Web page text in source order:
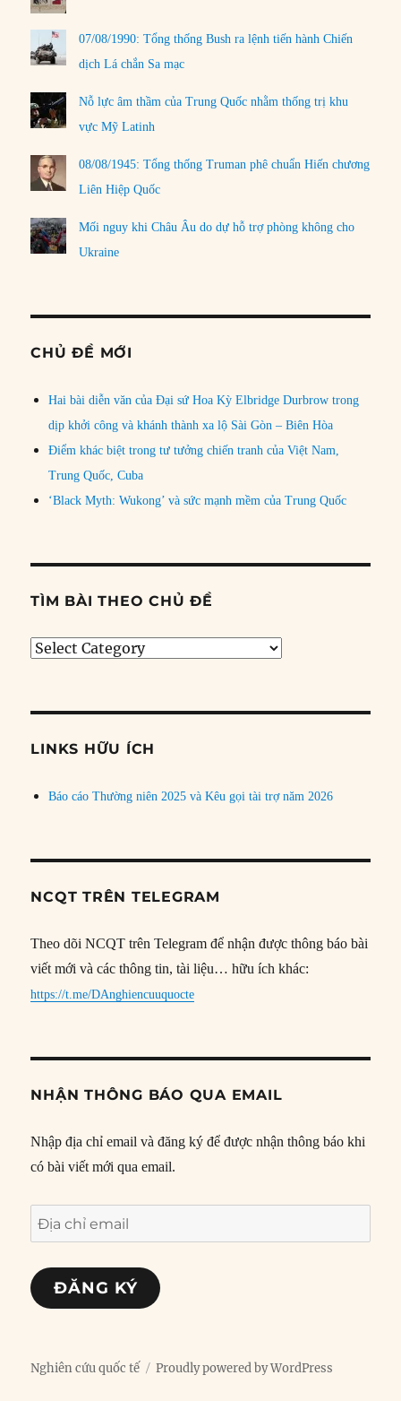
07/08/1990: Tổng thống Bush ra lệnh tiến hành Chiến
dịch Lá chắn Sa mạc
Nỗ lực âm thầm của Trung Quốc nhằm thống trị khu
vực Mỹ Latinh
08/08/1945: Tổng thống Truman phê chuẩn Hiến chương
Liên Hiệp Quốc
Mối nguy khi Châu Âu do dự hỗ trợ phòng không cho
Ukraine
CHỦ ĐỀ MỚI
Hai bài diễn văn của Đại sứ Hoa Kỳ Elbridge Durbrow trong
dịp khởi công và khánh thành xa lộ Sài Gòn – Biên Hòa
Điểm khác biệt trong tư tưởng chiến tranh của Việt Nam,
Trung Quốc, Cuba
‘Black Myth: Wukong’ và sức mạnh mềm của Trung Quốc
TÌM BÀI THEO CHỦ ĐỀ
Tìm
đề
LINKS HỮU ÍCH
Báo cáo Thường niên 2025 và Kêu gọi tài trợ năm 2026
NCQT TRÊN TELEGRAM
Theo dõi NCQT trên Telegram để nhận được thông báo bài
viết mới và các thông tin, tài liệu… hữu ích khác:
https://t.me/DAnghiencuuquocte
NHẬN THÔNG BÁO QUA EMAIL
Nhập địa chỉ email và đăng ký để được nhận thông báo khi
có bài viết mới qua email.
Địa
chỉ
email
ĐĂNG KÝ
Nghiên cứu quốc tế Proudly powered by WordPress